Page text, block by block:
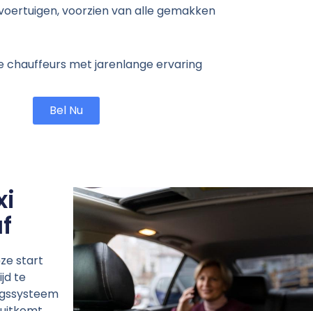
voorzien van alle gemakken
chauffeurs met jarenlange ervaring
Bel Nu
start
te